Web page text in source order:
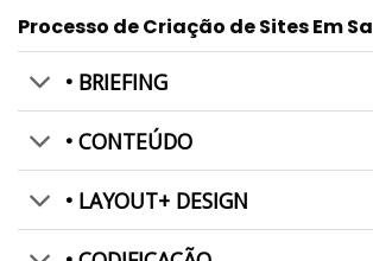
Processo de Criação de Sites Em
• BRIEFING
• CONTEÚDO
• LAYOUT+ DESIGN